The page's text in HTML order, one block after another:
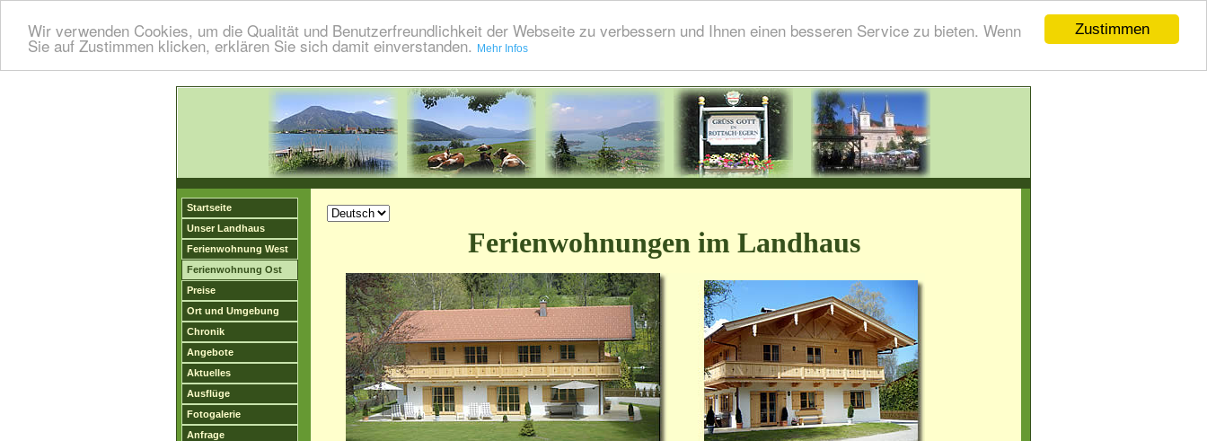
Zustimmen
Wir verwenden Cookies, um die Qualität und Benutzerfreundlichkeit der Webseite zu verbessern und Ihnen einen besseren Service zu bieten. Wenn
Sie auf Zustimmen klicken, erklären Sie sich damit einverstanden. Mehr Infos
Startseite
Unser Landhaus
Ferienwohnung West
Ferienwohnung Ost
Preise
Ort und Umgebung
Chronik
Angebote
Aktuelles
Ausflüge
Fotogalerie
Anfrage
Ferienwohnungen im Landhaus